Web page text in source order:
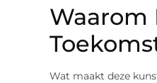
Waarom
Wat maakt deze